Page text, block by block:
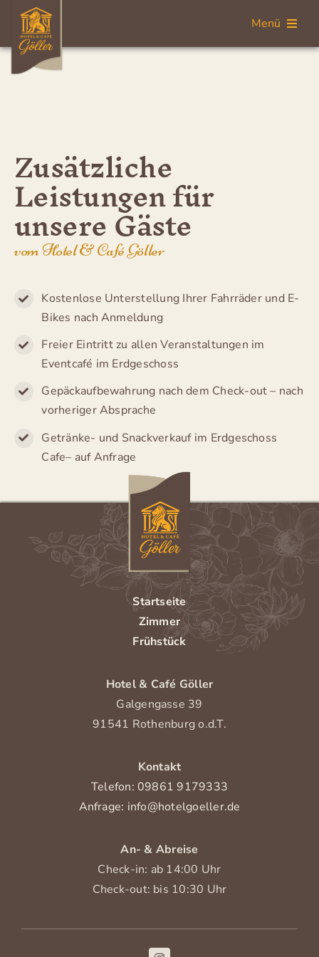
Inhalt
springen
Menü
Zimmer
Frühstück
Leistungen
Kontakt
Impressum
Datenschutz
– Hotel zum Breiterle –
Zusätzliche
Leistungen für
unsere Gäste
vom Hotel & Café Göller
Kostenlose Unterstellung Ihrer Fahrräder und E-
Bikes nach Anmeldung
Freier Eintritt zu allen Veranstaltungen im
Eventcafé im Erdgeschoss
Gepäckaufbewahrung nach dem Check-out – nach
vorheriger Absprache
Getränke- und Snackverkauf im Erdgeschoss
Cafe– auf Anfrage
Startseite
Zimmer
Frühstück
Hotel & Café Göller
Galgengasse 39
91541 Rothenburg o.d.T.
Kontakt
Telefon: 09861 9179333
Anfrage: info@hotelgoeller.de
An- & Abreise
Check-in: ab 14:00 Uhr
Check-out: bis 10:30 Uhr